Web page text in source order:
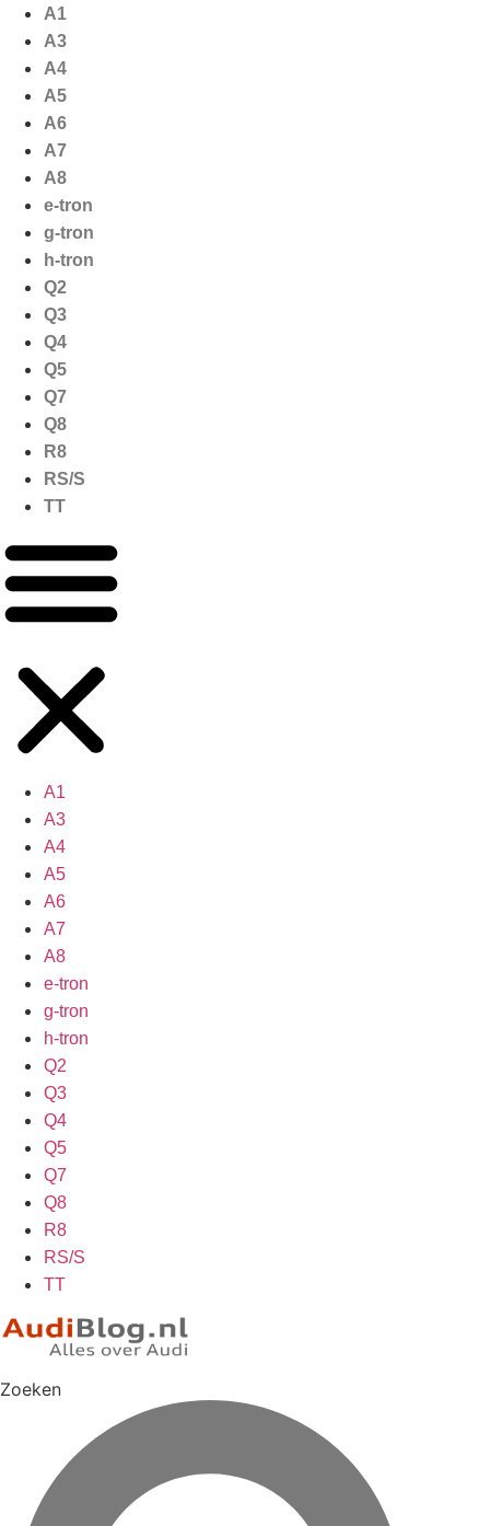
naar
inhoud
A1
A3
A4
A5
A6
A7
A8
e-tron
g-tron
h-tron
Q2
Q3
Q4
Q5
Q7
Q8
R8
RS/S
TT
A1
A3
A4
A5
A6
A7
A8
e-tron
g-tron
h-tron
Q2
Q3
Q4
Q5
Q7
Q8
R8
RS/S
TT
Zoeken